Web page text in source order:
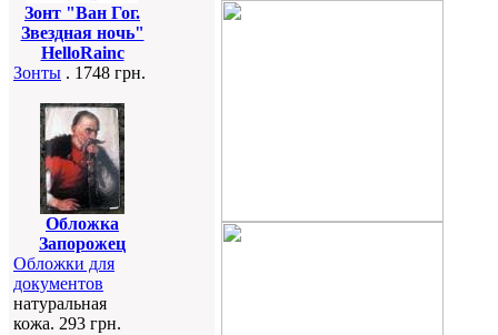
Зонт "Ван Гог.
Звездная ночь"
HelloRainc
Зонты . 1748 грн.
Обложка
Запорожец
Обложки для
документов
натуральная
кожа. 293 грн.